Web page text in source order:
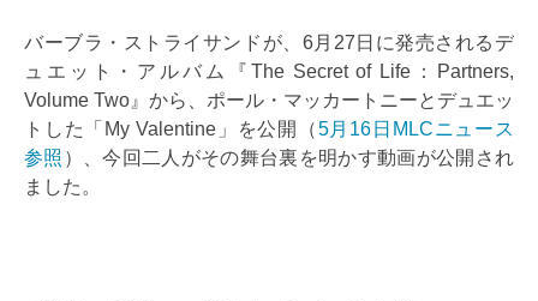
バーブラ・ストライサンドが、6月27日に発売されるデ
ュエット・アルバム『The Secret of Life：Partners,
Volume Two』から、ポール・マッカートニーとデュエッ
トした「My Valentine」を公開（5月16日MLCニュース
参照 ）、今回二人がその舞台裏を明かす動画が公開され
ました。